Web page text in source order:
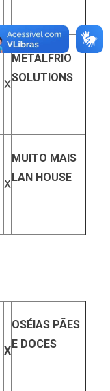
X
METALFRIO
SOLUTIONS
X
MUITO MAIS
LAN HOUSE
X
OSÉIAS PÃES
E DOCES